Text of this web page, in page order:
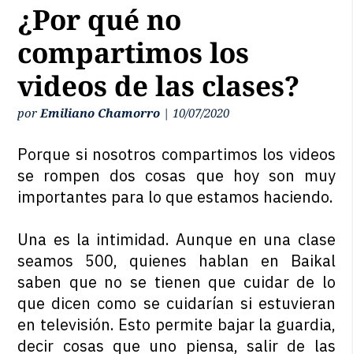
¿Por qué no
compartimos los
videos de las clases?
porEmiliano Chamorro |10/07/2020
Porque si nosotros compartimos los videos
se rompen dos cosas que hoy son muy
importantes para lo que estamos haciendo.
Una es la intimidad. Aunque en una clase
seamos 500, quienes hablan en Baikal
saben que no se tienen que cuidar de lo
que dicen como se cuidarían si estuvieran
en televisión. Esto permite bajar la guardia,
decir cosas que uno piensa, salir de las